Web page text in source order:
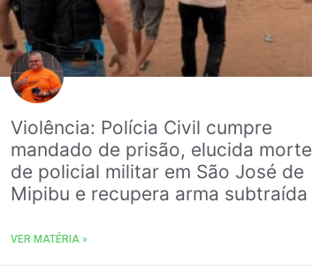
Violência: Polícia Civil cumpre
mandado de prisão, elucida morte
de policial militar em São José de
Mipibu e recupera arma subtraída
VER MATÉRIA »